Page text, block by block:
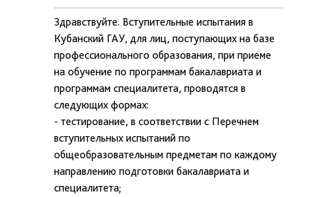
Здравствуйте. Вступительные испытания в
Кубанский ГАУ, для лиц, поступающих на базе
профессионального образования, при приеме
на обучение по программам бакалавриата и
программам специалитета, проводятся в
следующих формах:
- тестирование, в соответствии с Перечнем
вступительных испытаний по
общеобразовательным предметам по каждому
направлению подготовки бакалавриата и
специалитета;